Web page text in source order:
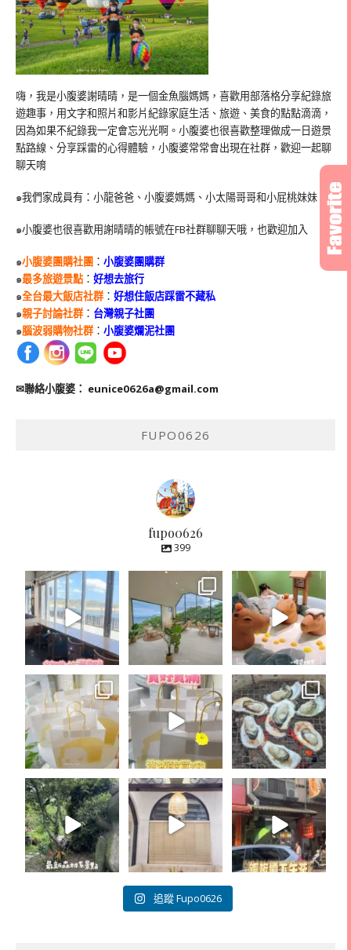
嗨，我是小腹婆謝晴晴，是一個金魚腦媽媽，喜歡用部落格分享紀錄旅
遊趣事，用文字和照片和影片紀錄家庭生活、旅遊、美食的點點滴滴，
因為如果不紀錄我一定會忘光光啊。小腹婆也很喜歡整理做成一日遊景
點路線、分享踩雷的心得體驗，小腹婆常常會出現在社群，歡迎一起聊
聊天唷
๑我們家成員有：小龍爸爸、小腹婆媽媽、小太陽哥哥和小屁桃妹妹
๑小腹婆也很喜歡用謝晴晴的帳號在FB社群聊聊天哦，也歡迎加入
๑小腹婆團購社團 ： 小腹婆團購群
๑最多旅遊景點： 好想去旅行
๑全台最大飯店社群： 好想住飯店踩雷不藏私
๑親子討論社群： 台灣親子社團
๑腦波弱購物社群： 小腹婆爛泥社團
✉聯絡小腹婆： eunice0626a@gmail.com
FUPO0626
fupo0626
399
追蹤 Fupo0626